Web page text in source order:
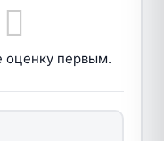
оценку первым.